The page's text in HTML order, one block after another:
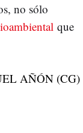
no sólo
que